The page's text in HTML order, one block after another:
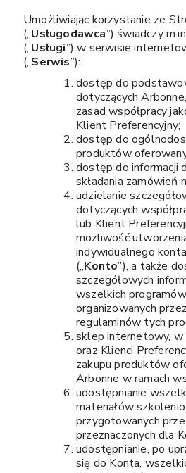
Umożliwiając korzystanie ze
(„Usługodawca”) świadczy
(„Usługi”) w serwisie
(„Serwis”):
dostęp do
dotyczących
zasad współpracy
Klient Preferencyjny;
dostęp do
produktów
dostęp do informacji
składania zamówień
udzielanie
dotyczących
lub Klient
możliwość
indywidualnego
(„Konto”), a także
szczegółowych
wszelkich
organizowanych
regulaminów tych
sklep internetowy,
oraz Klienci
zakupu produktów
Arbonne w ramach
udostępnianie
materiałów
przygotowanych
przeznaczonych dla
udostępnianie, po
się do Konta,